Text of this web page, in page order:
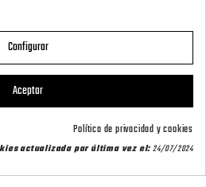



Configurar
Aceptar
Política de privacidad y cookies
actualizada por última vez el:24/07/2024